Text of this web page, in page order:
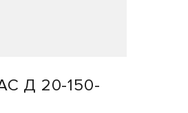
Д 20-150-